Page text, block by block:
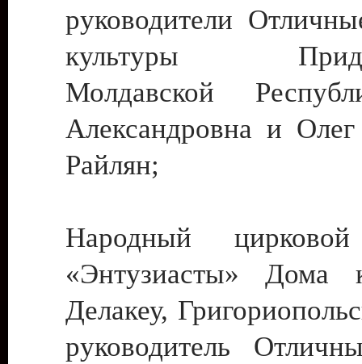
руководители
культуры
Молдавской
Александровна и
Райлян;
Народный цирковой
«Энтузиасты» Дома
Делакеу,
руководитель